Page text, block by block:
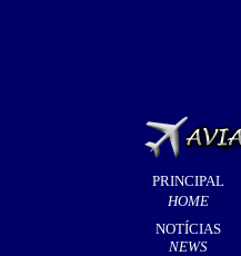
PRINCIPAL
HOME
NOTÍCIAS
NEWS